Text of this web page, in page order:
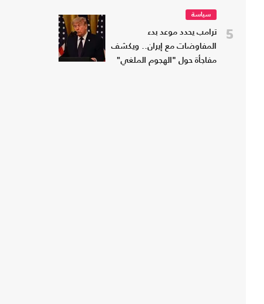
5
سياسة
ترامب يحدد موعد بدء
المفاوضات مع إيران.. ويكشف
مفاجأة حول "الهجوم الملغي"